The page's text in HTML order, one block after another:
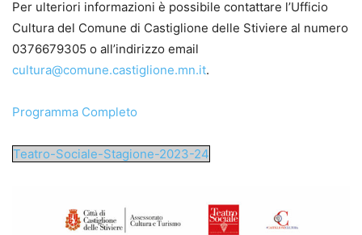
Per ulteriori informazioni è possibile contattare l’Ufficio
Cultura del Comune di Castiglione delle Stiviere al numero
0376679305 o all’indirizzo email
cultura@comune.castiglione.mn.it.
Programma Completo
Teatro-Sociale-Stagione-2023-24